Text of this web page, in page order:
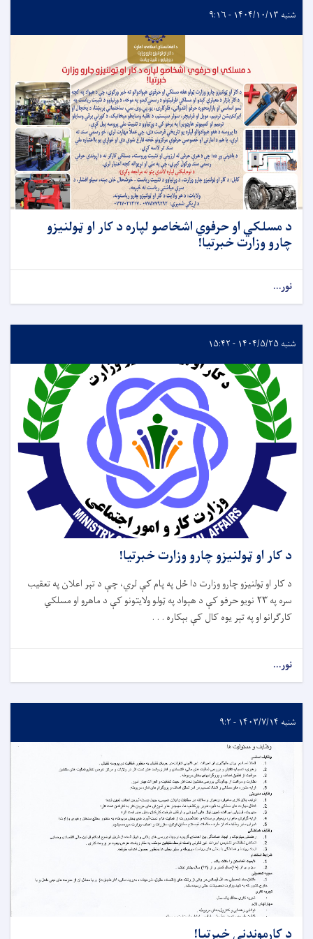
شنبه ۱۴۰۴/۱۰/۱۳ - ۹:۱۶
د مسلکي او حرفوي اشخاصو لپاره د کار او ټولنیزو
چارو وزارت خبرتیا!
نور...
شنبه ۱۴۰۴/۵/۲۵ - ۱۵:۴۲
د کار او ټولنیزو چارو وزارت خبرتیا!
د کار او ټولنیزو چارو وزارت دا ځل په پام کې لري، چې د تېر اعلان په تعقیب
سره په ۲۳ نویو حرفو کې د هېواد په ټولو ولایتونو کې د ماهرو او مسلکي
کارګرانو او په تېر یوه کال کې بېکاره . . .
نور...
شنبه ۱۴۰۳/۷/۱۴ - ۹:۲